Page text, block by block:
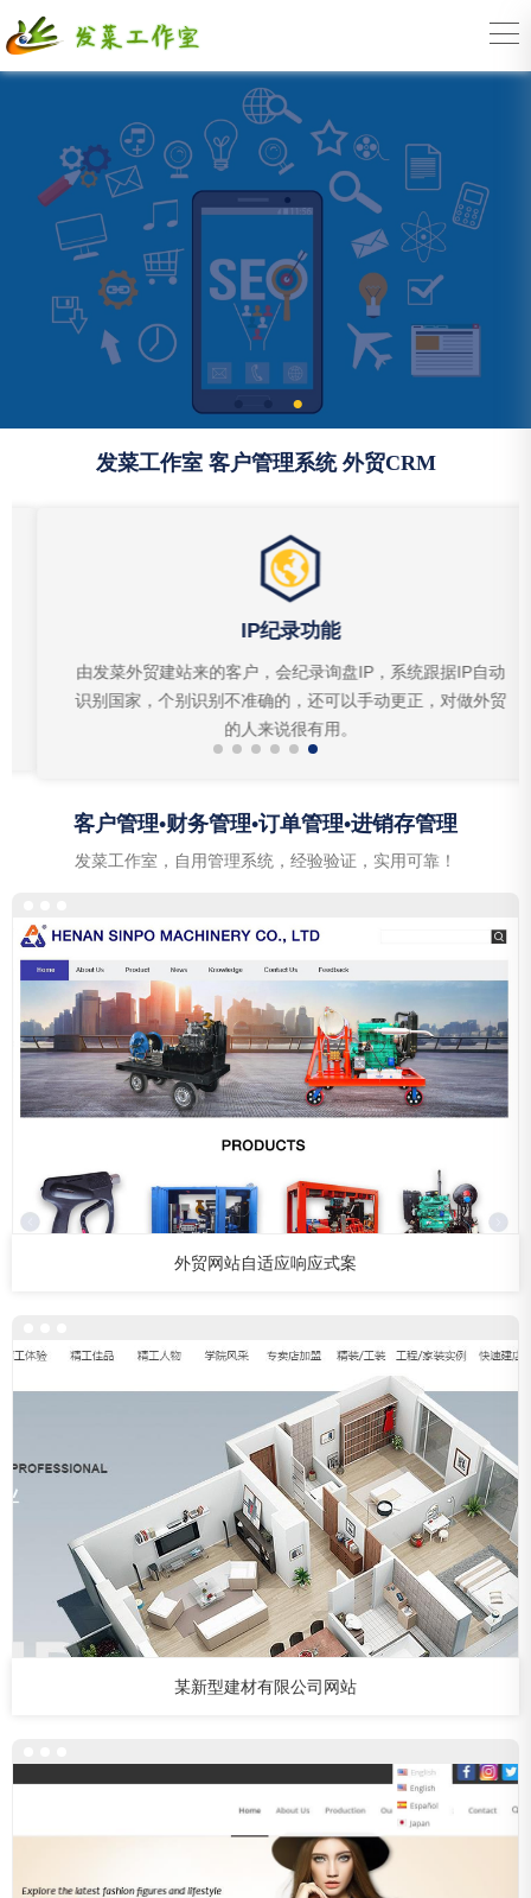
发菜工作室 客户管理系统 外贸CRM
IP纪录功能
由发菜外贸建站来的客户，会纪录询盘IP，系统跟据IP自动
识别国家，个别识别不准确的，还可以手动更正，对做外贸
的人来说很有用。
客户管理•财务管理•订单管理•进销存管理
发菜工作室，自用管理系统，经验验证，实用可靠！
外贸网站自适应响应式案
某新型建材有限公司网站